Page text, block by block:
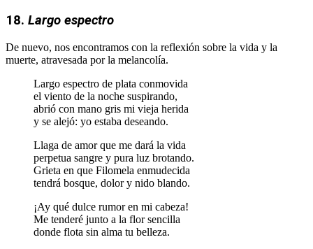
18. Largo espectro
De nuevo, nos encontramos con la reflexión sobre la vida y la
muerte, atravesada por la melancolía.
Largo espectro de plata conmovida
el viento de la noche suspirando,
abrió con mano gris mi vieja herida
y se alejó: yo estaba deseando.
Llaga de amor que me dará la vida
perpetua sangre y pura luz brotando.
Grieta en que Filomela enmudecida
tendrá bosque, dolor y nido blando.
¡Ay qué dulce rumor en mi cabeza!
Me tenderé junto a la flor sencilla
donde flota sin alma tu belleza.